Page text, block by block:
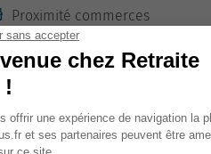
Proximité commerces
Restauration
Office religieux